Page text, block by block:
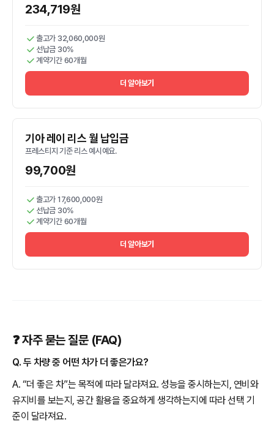
234,719원
출고가 32,060,000원
선납금 30%
계약기간 60개월
더 알아보기
기아 레이 리스 월 납입금
프레스티지 기준 리스 예시예요.
99,700원
출고가 17,600,000원
선납금 30%
계약기간 60개월
더 알아보기
❓ 자주 묻는 질문 (FAQ)
Q. 두 차량 중 어떤 차가 더 좋은가요?
A. “더 좋은 차”는 목적에 따라 달라져요. 성능을 중시하는지, 연비와
유지비를 보는지, 공간 활용을 중요하게 생각하는지에 따라 선택 기
준이 달라져요.